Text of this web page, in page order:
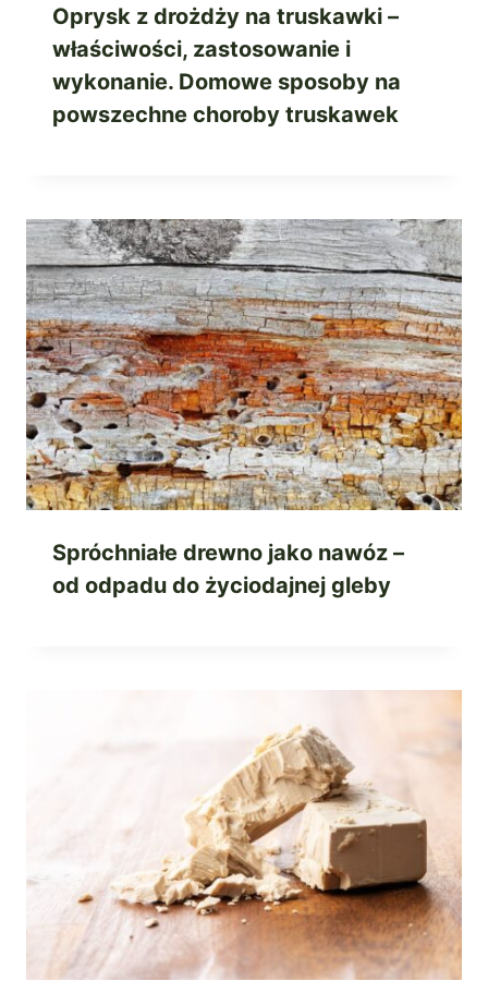
Oprysk z drożdży na truskawki –
właściwości, zastosowanie i
wykonanie. Domowe sposoby na
powszechne choroby truskawek
Spróchniałe drewno jako nawóz –
od odpadu do życiodajnej gleby